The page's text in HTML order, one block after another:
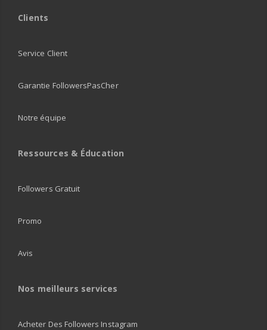
Clients
Service Client
Garantie FollowersPasCher
Notre équipe
Ressources & Éducation
Followers Gratuit
Promo
Avis
Nos meilleurs services
Acheter Des Followers Instagram